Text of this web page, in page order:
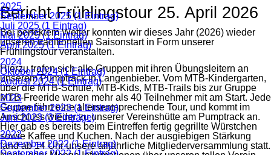
Bericht Frühlingstour 25. April 2026
Bei perfektem Wetter konnten wir dieses Jahr (2026) wieder
unseren traditionellen Saisonstart in Form unserer
Frühlingstour veranstalten.
Hierzu trafen sich alle Gruppen mit ihren Übungsleitern an
unserem Pumptrack in Langenbieber. Vom MTB-Kindergarten,
über die MTB-Schule, MTB-Kids, MTB-Trails bis zur Gruppe
MTB-Freeride waren mehr als 40 Teilnehmer mit am Start. Jede
Gruppe fährt eine altersentsprechende Tour, und kommt im
Anschluss wieder zu unserer Vereinshütte am Pumptrack an.
Hier gab es bereits beim Eintreffen fertig gegrillte Würstchen
sowie Kaffee und Kuchen. Nach der ausgiebigen Stärkung
fand ab 14 Uhr unsere alljährliche Mitgliederversammlung statt.
2025
September 2025 (1 Eintrag)
Juli 2025 (1 Eintrag)
Mai 2025 (1 Eintrag)
April 2025 (1 Eintrag)
2024
Oktober 2024 (1 Eintrag)
August 2024 (1 Eintrag)
2023
September 2023 (1 Eintrag)
Juni 2023 (3 Einträge)
2022
Dezember 2022 (1 Eintrag)